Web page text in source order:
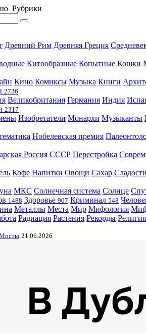
Рубрики
Древний Рим Древняя Греция
Китообразные Копытные Кошки
Кино Комиксы Музыка Книги
2736
Великобритания Германия Индия
2317
Изобретатели Монархи Музыканты
Нобелевская премия
Россия СССР Перестройка
Кофе Напитки Овощи Сахар Сладости
МКС Солнечная система Солнце
1488 Здоровье 907 Криминал 548
Металлы Места Мир Мифология
Радиация Растения Рекорды Религия
21.06.2026